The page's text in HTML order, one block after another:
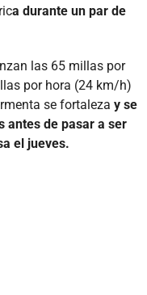
a durante un par de
las 65 millas por
por hora (24 km/h)
se fortaleza y se
antes de pasar a ser
el jueves.